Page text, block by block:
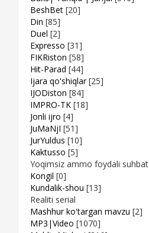
BeshBet [20]
Din [85]
Duel [2]
Expresso [31]
FIKRiston [58]
Hit-Parad [44]
Ijara qo'shiqlar [25]
IJODiston [84]
IMPRO-TK [18]
Jonli ijro [4]
JuMaNjI [51]
JurYuldus [10]
Kaktusso [5]
Yoqimsiz ammo foydali suhbat
Kongil [0]
Kundalik-shou [13]
Realiti serial
Mashhur ko'targan mavzu [2]
MP3|Video [1070]